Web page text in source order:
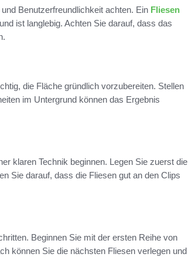
Benutzerfreundlichkeit achten. Ein Fliesen
ist langlebig. Achten Sie darauf, dass das
die Fläche gründlich vorzubereiten. Stellen
im Untergrund können das Ergebnis
klaren Technik beginnen. Legen Sie zuerst die
Sie darauf, dass die Fliesen gut an den Clips
Beginnen Sie mit der ersten Reihe von
können Sie die nächsten Fliesen verlegen und